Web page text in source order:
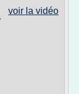
voir la vidéo